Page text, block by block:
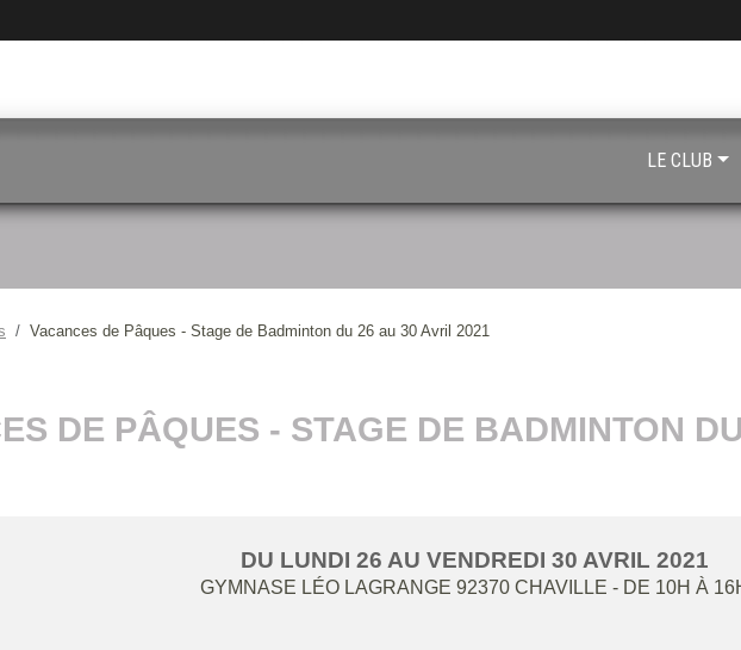
Vacances de Pâques - Stage de Badminton du 26 au 30 Avril 2021
DE PÂQUES - STAGE DE BADMINTON
DU LUNDI 26 AU VENDREDI 30 AVRIL 2021
GYMNASE LÉO LAGRANGE 92370 CHAVILLE - DE 10H À
LE CLUB